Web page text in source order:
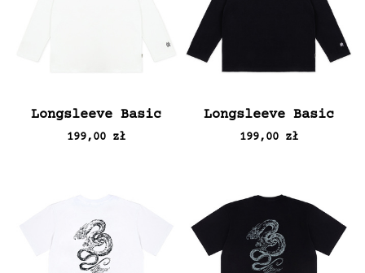
Longsleeve Basic
199,00 zł
Longsleeve Basic
199,00 zł